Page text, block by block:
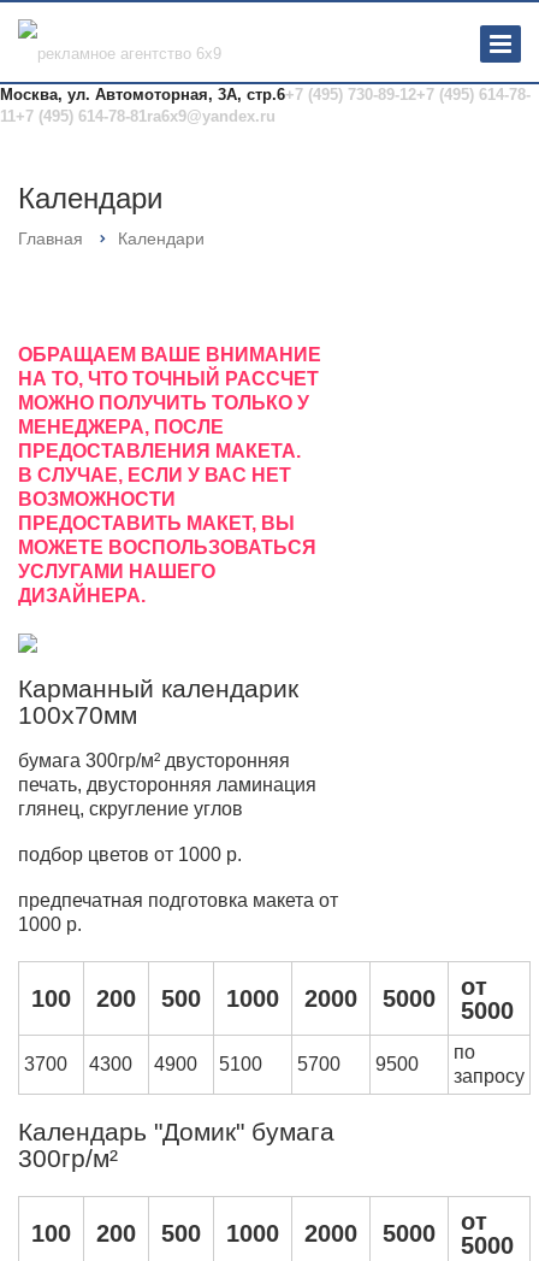
Москва, ул. Автомоторная, 3А, стр.6+7 (495) 730-89-12+7 (495) 614-78-
11+7 (495) 614-78-81ra6x9@yandex.ru
Календари
Главная Календари
ОБРАЩАЕМ ВАШЕ ВНИМАНИЕ
НА ТО, ЧТО ТОЧНЫЙ РАССЧЕТ
МОЖНО ПОЛУЧИТЬ ТОЛЬКО У
МЕНЕДЖЕРА, ПОСЛЕ
ПРЕДОСТАВЛЕНИЯ МАКЕТА.
В СЛУЧАЕ, ЕСЛИ У ВАС НЕТ
ВОЗМОЖНОСТИ
ПРЕДОСТАВИТЬ МАКЕТ, ВЫ
МОЖЕТЕ ВОСПОЛЬЗОВАТЬСЯ
УСЛУГАМИ НАШЕГО
ДИЗАЙНЕРА.
Карманный календарик
100х70мм
бумага 300гр/м² двусторонняя
печать, двусторонняя ламинация
глянец, скругление углов
подбор цветов от 1000 р.
предпечатная подготовка макета от
1000 р.
100 200 500 1000 2000 5000
от
5000
3700 4300 4900 5100 5700 9500
по
запросу
Календарь "Домик" бумага
300гр/м²
100 200 500 1000 2000 5000
от
5000